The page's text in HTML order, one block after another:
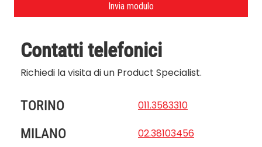
Contatti telefonici
Richiedi la visita di un Product Specialist.
TORINO 011.3583310
MILANO 02.38103456